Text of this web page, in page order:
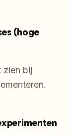
(hoge
zien bij